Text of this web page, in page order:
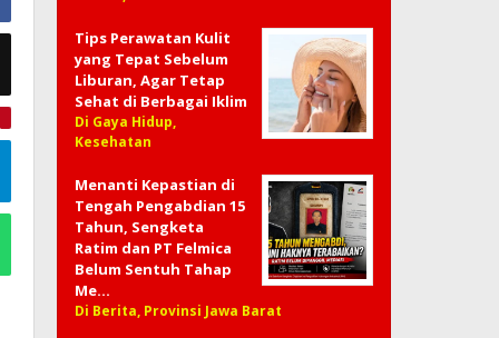
Tips Perawatan Kulit
yang Tepat Sebelum
Liburan, Agar Tetap
Sehat di Berbagai Iklim
Di Gaya Hidup,
Kesehatan
Menanti Kepastian di
Tengah Pengabdian 15
Tahun, Sengketa
Ratim dan PT Felmica
Belum Sentuh Tahap
Me…
Di Berita, Provinsi Jawa Barat